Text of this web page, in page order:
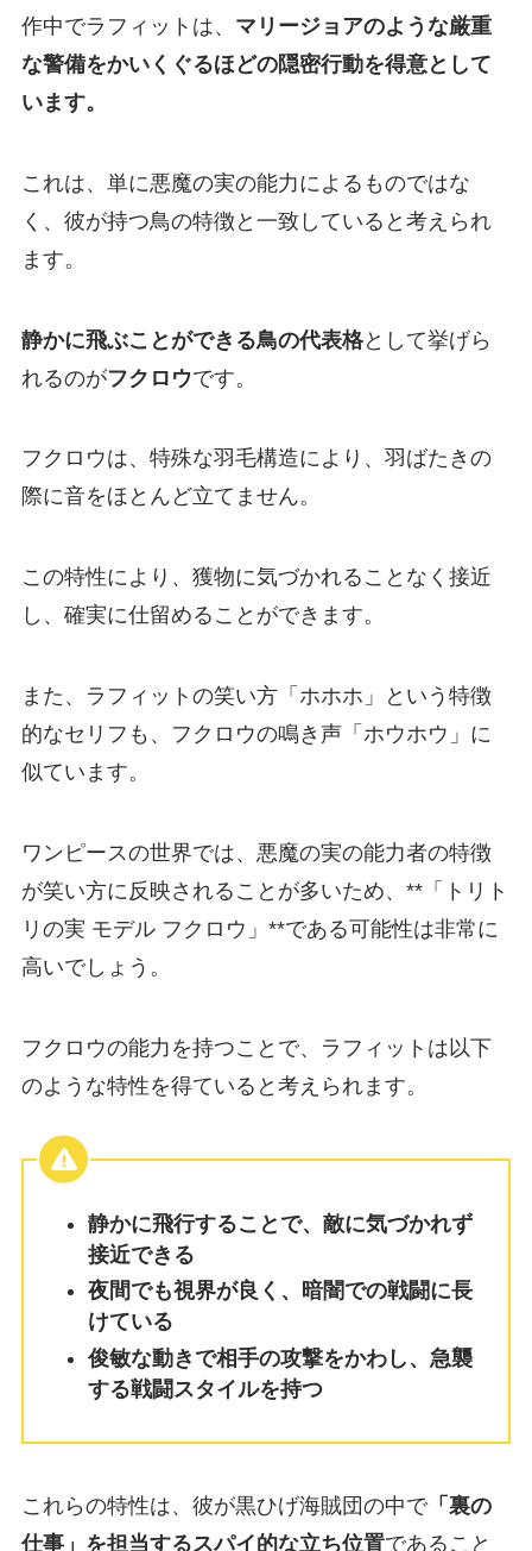
作中でラフィットは、 マリージョアのような厳重
な警備をかいくぐるほどの隠密行動を得意として
います。
これは、単に悪魔の実の能力によるものではな
く、彼が持つ鳥の特徴と一致していると考えられ
ます。
静かに飛ぶことができる鳥の代表格として挙げら
れるのがフクロウです。
フクロウは、特殊な羽毛構造により、羽ばたきの
際に音をほとんど立てません。
この特性により、獲物に気づかれることなく接近
し、確実に仕留めることができます。
また、ラフィットの笑い方「ホホホ」という特徴
的なセリフも、フクロウの鳴き声「ホウホウ」に
似ています。
ワンピースの世界では、悪魔の実の能力者の特徴
が笑い方に反映されることが多いため、**「トリト
リの実 モデル フクロウ」**である可能性は非常に
高いでしょう。
フクロウの能力を持つことで、ラフィットは以下
のような特性を得ていると考えられます。
静かに飛行することで、敵に気づかれず
接近できる
夜間でも視界が良く、暗闇での戦闘に長
けている
俊敏な動きで相手の攻撃をかわし、急襲
する戦闘スタイルを持つ
これらの特性は、彼が黒ひげ海賊団の中で「裏の
仕事」を担当するスパイ的な立ち位置であること